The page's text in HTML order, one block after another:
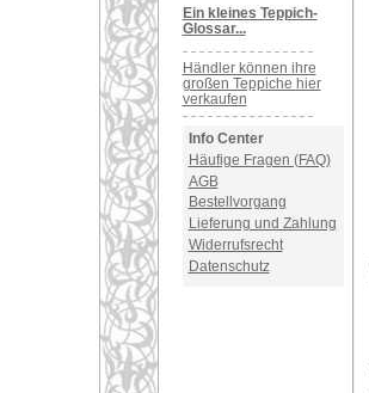
Ein kleines Teppich-
Glossar...
Händler können ihre
großen Teppiche hier
verkaufen
Info Center
Häufige Fragen (FAQ)
AGB
Bestellvorgang
Lieferung und Zahlung
Widerrufsrecht
Datenschutz